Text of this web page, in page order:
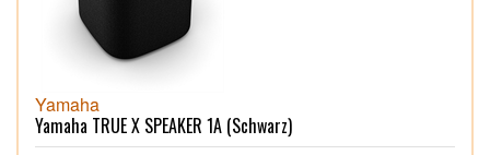
Yamaha
Yamaha TRUE X SPEAKER 1A (Schwarz)